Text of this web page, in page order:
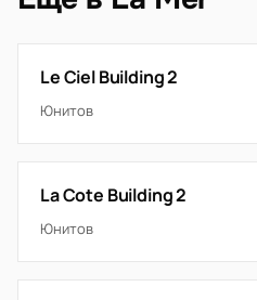
Le Ciel Building 2
Юнитов
La Cote Building 2
Юнитов